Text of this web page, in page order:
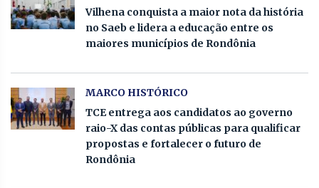
Vilhena conquista a maior nota da história
no Saeb e lidera a educação entre os
maiores municípios de Rondônia
MARCO HISTÓRICO
TCE entrega aos candidatos ao governo
raio-X das contas públicas para qualificar
propostas e fortalecer o futuro de
Rondônia